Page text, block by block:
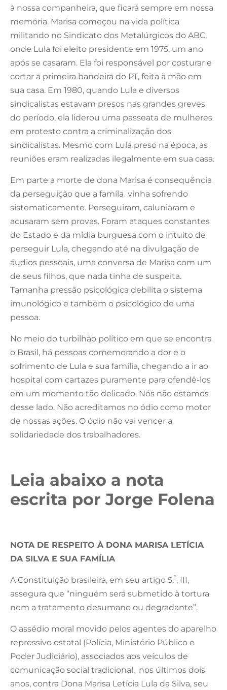
à nossa companheira, que ficará sempre em nossa
memória. Marisa começou na vida política
militando no Sindicato dos Metalúrgicos do ABC,
onde Lula foi eleito presidente em 1975, um ano
após se casaram. Ela foi responsável por costurar e
cortar a primeira bandeira do PT, feita à mão em
sua casa. Em 1980, quando Lula e diversos
sindicalistas estavam presos nas grandes greves
do período, ela liderou uma passeata de mulheres
em protesto contra a criminalização dos
sindicalistas. Mesmo com Lula preso na época, as
reuniões eram realizadas ilegalmente em sua casa.
Em parte a morte de dona Marisa é consequência
da perseguição que a famíla vinha sofrendo
sistematicamente. Perseguiram, caluniaram e
acusaram sem provas. Foram ataques constantes
do Estado e da mídia burguesa com o intuito de
perseguir Lula, chegando até na divulgação de
áudios pessoais, uma conversa de Marisa com um
de seus filhos, que nada tinha de suspeita.
Tamanha pressão psicológica debilita o sistema
imunológico e também o psicológico de uma
pessoa.
No meio do turbilhão político em que se encontra
o Brasil, há pessoas comemorando a dor e o
sofrimento de Lula e sua família, chegando a ir ao
hospital com cartazes puramente para ofendê-los
em um momento tão delicado. Nós não estamos
desse lado. Não acreditamos no ódio como motor
de nossas ações. O ódio não vai vencer a
solidariedade dos trabalhadores.
Leia abaixo a nota
escrita por Jorge Folena
NOTA DE RESPEITO À DONA MARISA LETÍCIA
DA SILVA E SUA FAMÍLIA
A Constituição brasileira, em seu artigo 5.º, III,
assegura que “ninguém será submetido à tortura
nem a tratamento desumano ou degradante”.
O assédio moral movido pelos agentes do aparelho
repressivo estatal (Polícia, Ministério Público e
Poder Judiciário), associados aos veículos de
comunicação social tradicional, nos últimos dois
anos, contra Dona Marisa Letícia Lula da Silva, seu